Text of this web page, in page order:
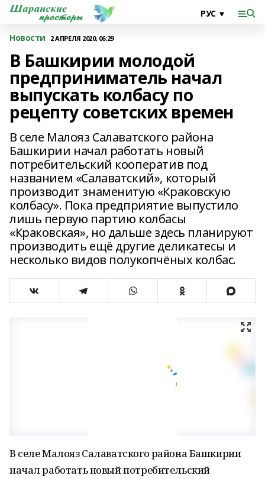
Новости 2 АПРЕЛЯ 2020, 06:29
В Башкирии молодой
предприниматель начал
выпускать колбасу по
рецепту советских времен
В селе Малояз Салаватского района
Башкирии начал работать новый
потребительский кооператив под
названием «Салаватский», который
производит знаменитую «Краковскую
колбасу». Пока предприятие выпустило
лишь первую партию колбасы
«Краковская», но дальше здесь планируют
производить ещё другие деликатесы и
несколько видов полукопчёных колбас.
В селе Малояз Салаватского района Башкирии
начал работать новый потребительский